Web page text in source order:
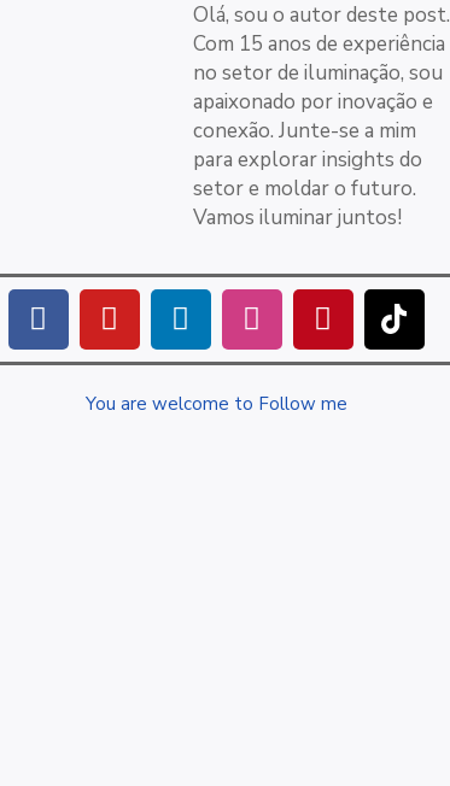
Olá, sou o autor deste post.
Com 15 anos de experiência
no setor de iluminação, sou
apaixonado por inovação e
conexão. Junte-se a mim
para explorar insights do
setor e moldar o futuro.
Vamos iluminar juntos!
You are welcome to Follow me